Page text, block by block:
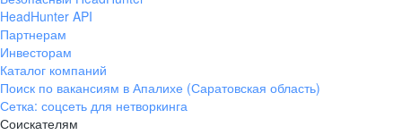
HeadHunter API
Партнерам
Инвесторам
Каталог компаний
Поиск по вакансиям в Апалихе (Саратовская область)
Сетка: соцсеть для нетворкинга
Соискателям